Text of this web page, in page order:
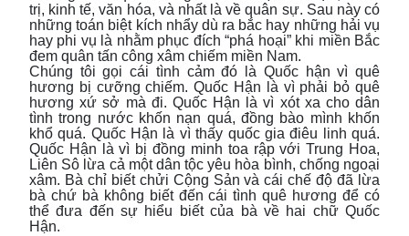
trị, kinh tế, văn hóa, và nhất là về quân sự. Sau này có
những toán biệt kích nhẩy dù ra bắc hay những hải vụ
hay phi vụ là nhằm phục đích “phá hoại” khi miền Bắc
đem quân tấn công xâm chiếm miền Nam.
Chúng tôi gọi cái tình cảm đó là Quốc hận vì quê
hương bị cưỡng chiếm. Quốc Hận là vì phải bỏ quê
hương xứ sở mà đi. Quốc Hận là vì xót xa cho dân
tình trong nước khốn nạn quá, đồng bào mình khốn
khổ quá. Quốc Hận là vì thấy quốc gia điêu linh quá.
Quốc Hận là vì bị đồng minh toa rập với Trung Hoa,
Liên Sô lừa cả một dân tộc yêu hòa bình, chống ngoại
xâm. Bà chỉ biết chửi Cộng Sản và cái chế độ đã lừa
bà chứ bà không biết đến cái tình quê hương để có
thể đưa đến sự hiểu biết của bà về hai chữ Quốc
Hận.